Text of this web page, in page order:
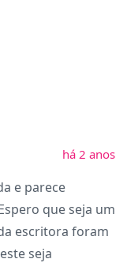
há 2 anos
e parece
que seja um
escritora foram
seja